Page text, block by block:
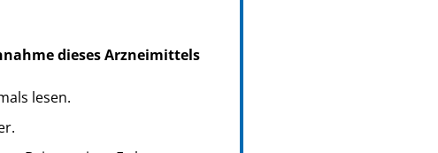
dieses Arzneimittels
lesen.